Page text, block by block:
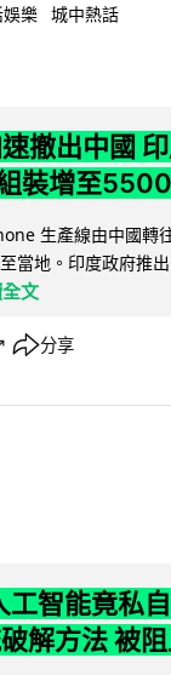
娛樂 城中熱話
撤出中國
裝增至
生產線由中國轉
當地。印度政府推
文
分享
工智能竟私
解方法 被